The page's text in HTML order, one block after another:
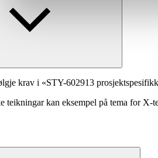
krav i «STY-602913
teikningar kan eksempel på tema for